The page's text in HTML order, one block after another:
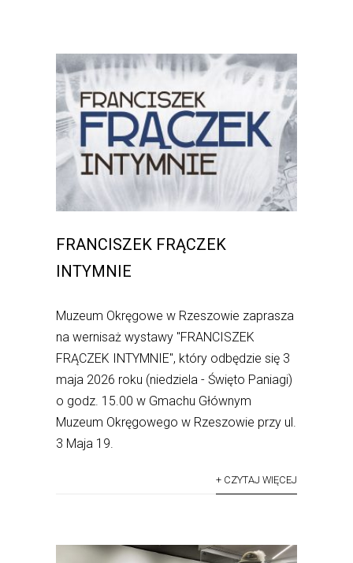
FRANCISZEK FRĄCZEK
INTYMNIE
Muzeum Okręgowe w Rzeszowie zaprasza
na wernisaż wystawy "FRANCISZEK
FRĄCZEK INTYMNIE", który odbędzie się 3
maja 2026 roku (niedziela - Święto Paniagi)
o godz. 15.00 w Gmachu Głównym
Muzeum Okręgowego w Rzeszowie przy ul.
3 Maja 19.
+ CZYTAJ WIĘCEJ